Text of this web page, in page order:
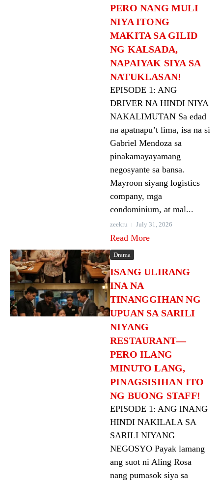
PERO NANG MULI
NIYA ITONG
MAKITA SA GILID
NG KALSADA,
NAPAIYAK SIYA SA
NATUKLASAN!
EPISODE 1: ANG
DRIVER NA HINDI NIYA
NAKALIMUTAN Sa edad
na apatnapu’t lima, isa na si
Gabriel Mendoza sa
pinakamayayamang
negosyante sa bansa.
Mayroon siyang logistics
company, mga
condominium, at mal...
zeekru July 31, 2026
Read More
Drama
ISANG ULIRANG
INA NA
TINANGGIHAN NG
UPUAN SA SARILI
NIYANG
RESTAURANT—
PERO ILANG
MINUTO LANG,
PINAGSISIHAN ITO
NG BUONG STAFF!
EPISODE 1: ANG INANG
HINDI NAKILALA SA
SARILI NIYANG
NEGOSYO Payak lamang
ang suot ni Aling Rosa
nang pumasok siya sa